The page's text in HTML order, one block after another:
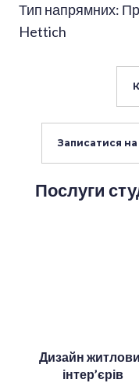
Тип напрямних:
Hettich
Записатися
Послуги
Дизайн
інтер’єрів